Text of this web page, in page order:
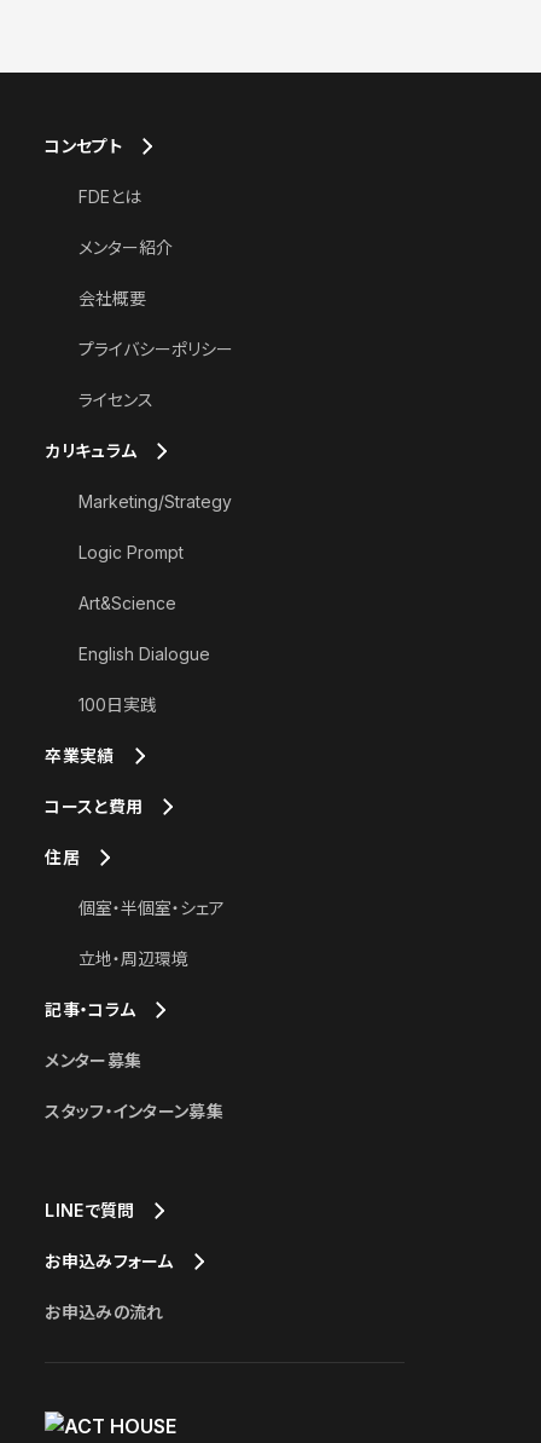
コンセプト
FDEとは
メンター紹介
会社概要
プライバシーポリシー
ライセンス
カリキュラム
Marketing/Strategy
Logic Prompt
Art&Science
English Dialogue
100日実践
卒業実績
コースと費用
住居
個室・半個室・シェア
立地・周辺環境
記事・コラム
メンター募集
スタッフ・インターン募集
LINEで質問
お申込みフォーム
お申込みの流れ